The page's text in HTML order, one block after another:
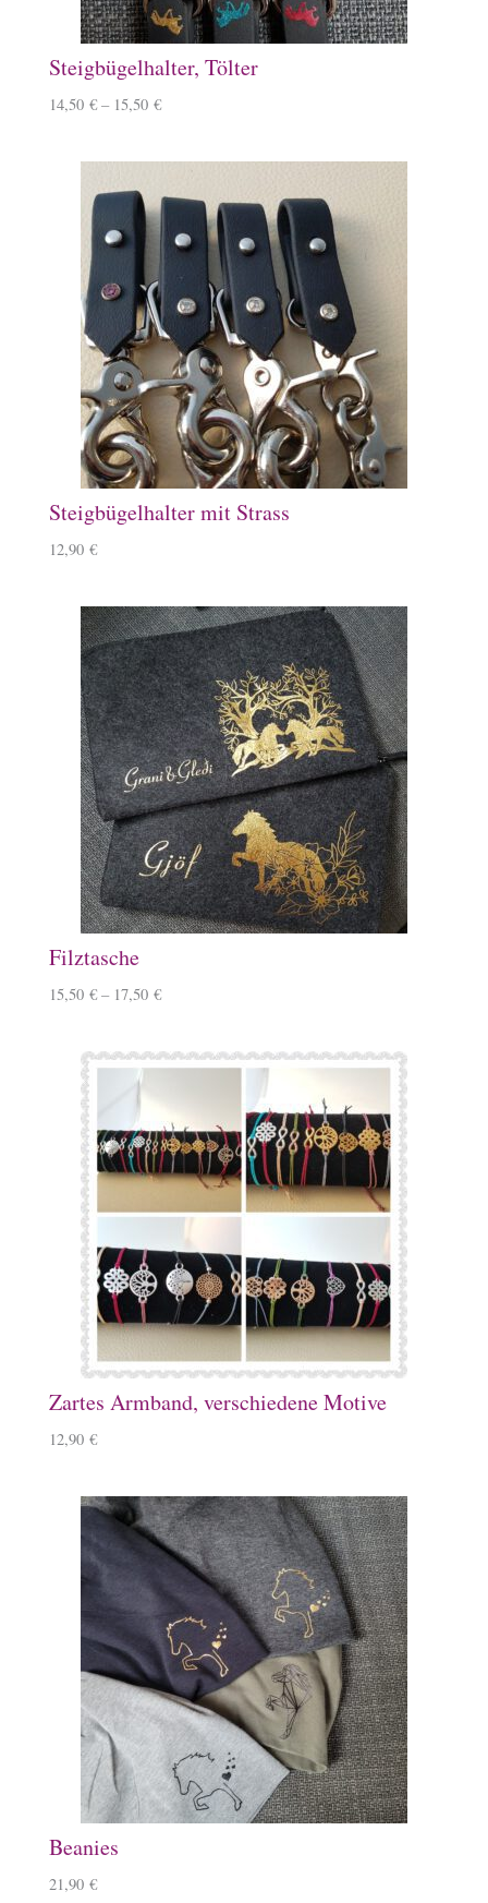
Steigbügelhalter, Tölter
14,50 € – 15,50 €
Steigbügelhalter mit Strass
12,90 €
Filztasche
15,50 € – 17,50 €
Zartes Armband, verschiedene Motive
12,90 €
Beanies
21,90 €